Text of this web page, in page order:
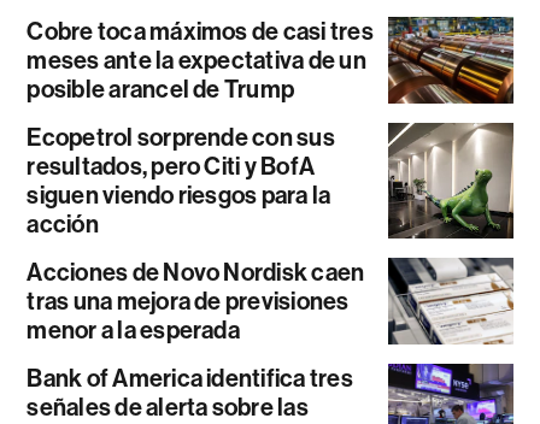
Cobre toca máximos de casi tres
meses ante la expectativa de un
posible arancel de Trump
Ecopetrol sorprende con sus
resultados, pero Citi y BofA
siguen viendo riesgos para la
acción
Acciones de Novo Nordisk caen
tras una mejora de previsiones
menor a la esperada
Bank of America identifica tres
señales de alerta sobre las